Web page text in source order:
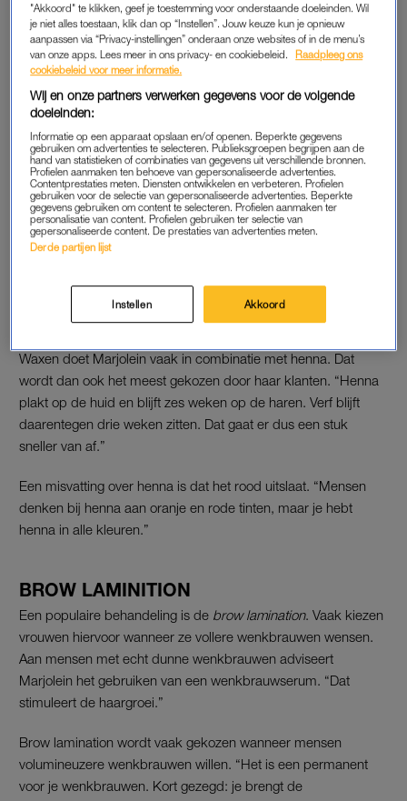
Het verschilt – uiteraard – per persoon hoe lang het wegblijft.
“Sommige vrouwen hebben veel haar en moeten het om de
twee weken doen, bij anderen blijft het zes tot acht weken
stuk gevoeliger en doet meer pijn. Met touw haal je ook snel te
Zo creëer je wenkbrauwen die
perfect bij jouw gezichtsvorm
passen
Waxen doet Marjolein vaak in combinatie met henna. Dat
wordt dan ook het meest gekozen door haar klanten. “Henna
plakt op de huid en blijft zes weken op de haren. Verf blijft
daarentegen drie weken zitten. Dat gaat er dus een stuk
sneller van af.”
Een misvatting over henna is dat het rood uitslaat. “Mensen
denken bij henna aan oranje en rode tinten, maar je hebt
henna in alle kleuren.”
BROW LAMINITION
Een populaire behandeling is de brow lamination. Vaak kiezen
vrouwen hiervoor wanneer ze vollere wenkbrauwen wensen.
Aan mensen met echt dunne wenkbrauwen adviseert
Marjolein het gebruiken van een wenkbrauwserum. “Dat
stimuleert de haargroei.”
Brow lamination wordt vaak gekozen wanneer mensen
volumineuzere wenkbrauwen willen. “Het is een permanent
voor je wenkbrauwen. Kort gezegd: je brengt de
"Akkoord" te klikken, geef je toestemming voor onderstaande doeleinden. Wil
je niet alles toestaan, klik dan op “Instellen”. Jouw keuze kun je opnieuw
aanpassen via “Privacy-instellingen” onderaan onze websites of in de menu’s
van onze apps. Lees meer in ons privacy- en cookiebeleid.
Raadpleeg ons
cookiebeleid voor meer informatie.
Wij en onze partners verwerken gegevens voor de volgende
doeleinden:
Informatie op een apparaat opslaan en/of openen. Beperkte gegevens
gebruiken om advertenties te selecteren. Publieksgroepen begrijpen aan de
hand van statistieken of combinaties van gegevens uit verschillende bronnen.
Profielen aanmaken ten behoeve van gepersonaliseerde advertenties.
Contentprestaties meten. Diensten ontwikkelen en verbeteren. Profielen
gebruiken voor de selectie van gepersonaliseerde advertenties. Beperkte
gegevens gebruiken om content te selecteren. Profielen aanmaken ter
personalisatie van content. Profielen gebruiken ter selectie van
gepersonaliseerde content. De prestaties van advertenties meten.
Derde partijen lijst
Instellen Akkoord